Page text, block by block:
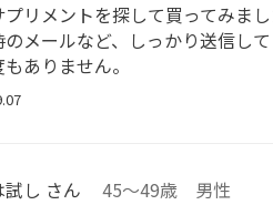
プリメントを探して買ってみま
のメールなど、しっかり送信し
ありません。
試し さん 45～49歳 男性